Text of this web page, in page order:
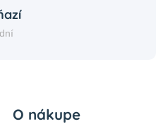
O nákupe